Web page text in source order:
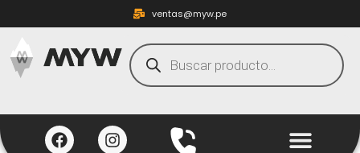
ventas@myw.pe